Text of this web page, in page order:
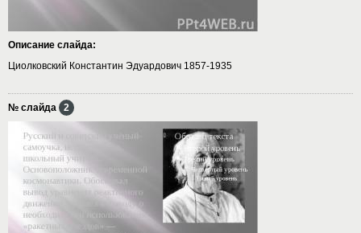
Описание слайда:
Циолковский Константин Эдуардович 1857-1935
№ слайда 2